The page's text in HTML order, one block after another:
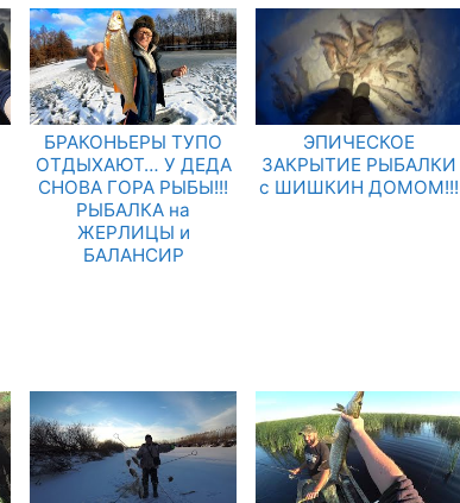
БРАКОНЬЕРЫ ТУПО
ОТДЫХАЮТ… У ДЕДА
СНОВА ГОРА РЫБЫ!!!
РЫБАЛКА на
ЖЕРЛИЦЫ и
БАЛАНСИР
ЭПИЧЕСКОЕ
ЗАКРЫТИЕ РЫБАЛКИ
с ШИШКИН ДОМОМ!!!